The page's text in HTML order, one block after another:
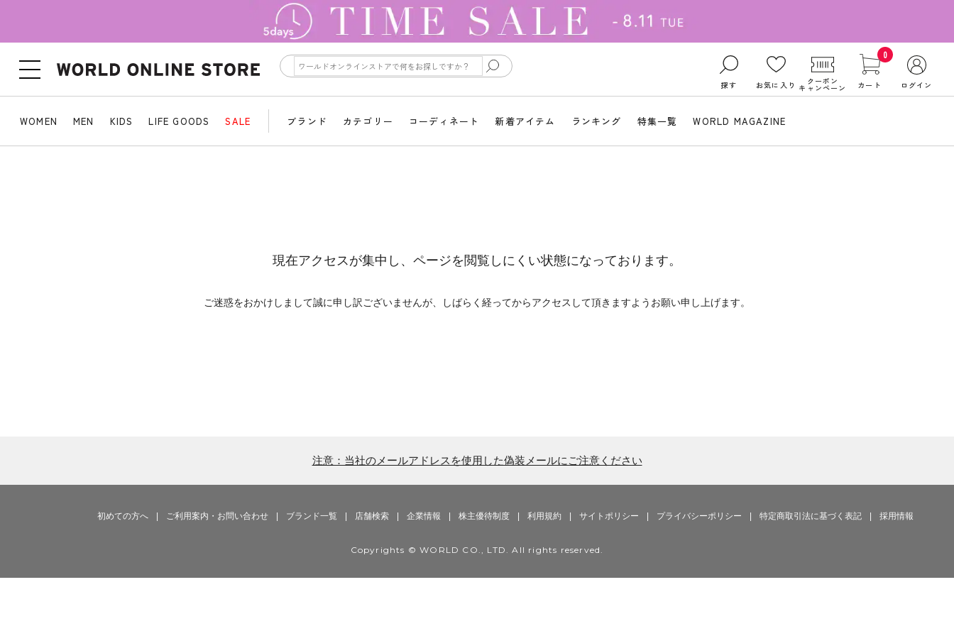
探す お気に入り クーポン
キャンペーン
0
カート ログイン
WOMEN MEN KIDS LIFE GOODS SALE ブランド カテゴリー コーディネート 新着アイテム ランキング 特集一覧 WORLD MAGAZINE
現在アクセスが集中し、ページを閲覧しにくい状態になっております。
ご迷惑をおかけしまして誠に申し訳ございませんが、しばらく経ってからアクセスして頂きますようお願い申し上げます。
注意：当社のメールアドレスを使用した偽装メールにご注意ください
初めての方へ ご利用案内・お問い合わせ ブランド一覧 店舗検索 企業情報 株主優待制度 利用規約 サイトポリシー プライバシーポリシー 特定商取引法に基づく表記 採用情報
Copyrights © WORLD CO., LTD. All rights reserved.